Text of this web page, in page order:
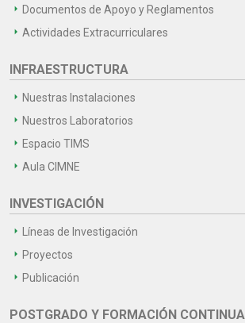
Documentos de Apoyo y Reglamentos
Actividades Extracurriculares
INFRAESTRUCTURA
Nuestras Instalaciones
Nuestros Laboratorios
Espacio TIMS
Aula CIMNE
INVESTIGACIÓN
Líneas de Investigación
Proyectos
Publicación
POSTGRADO Y FORMACIÓN CONTINUA